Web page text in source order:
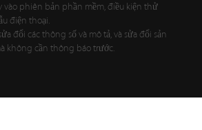
vào phiên bản phần mềm, điều kiện thử
điện thoại.
đổi các thông số và mô tả, và sửa đổi sản
không cần thông báo trước.